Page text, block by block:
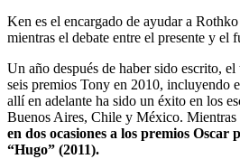
Ken es el encargado de ayudar a
mientras el debate entre el presente y el
Un año después de haber sido escrito,
seis premios Tony en 2010, incluyendo
allí en adelante ha sido un éxito en los
Buenos Aires, Chile y México. Mientras
en dos ocasiones a los premios
“Hugo” (2011).